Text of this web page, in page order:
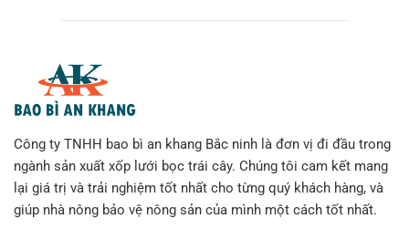
Công ty TNHH bao bì an khang Bắc ninh là đơn vị đi đầu trong
ngành sản xuất xốp lưới bọc trái cây. Chúng tôi cam kết mang
lại giá trị và trải nghiệm tốt nhất cho từng quý khách hàng, và
giúp nhà nông bảo vệ nông sản của mình một cách tốt nhất.